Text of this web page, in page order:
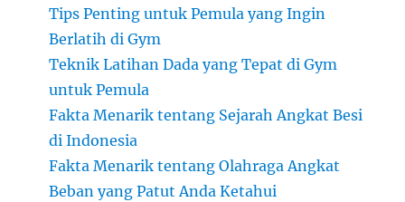
Tips Penting untuk Pemula yang Ingin
Berlatih di Gym
Teknik Latihan Dada yang Tepat di Gym
untuk Pemula
Fakta Menarik tentang Sejarah Angkat Besi
di Indonesia
Fakta Menarik tentang Olahraga Angkat
Beban yang Patut Anda Ketahui